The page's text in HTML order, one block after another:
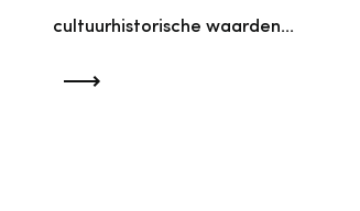
cultuurhistorische waarden...